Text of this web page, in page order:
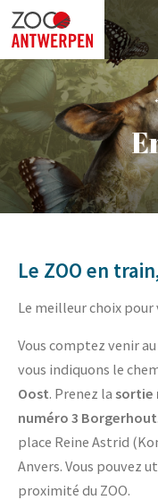
Le ZOO en
Le meilleur choix pour
Vous comptez venir
vous indiquons le
Oost. Prenez la sortie
numéro 3 Borgerhout
place Reine Astrid
Anvers. Vous pouvez
proximité du ZOO.